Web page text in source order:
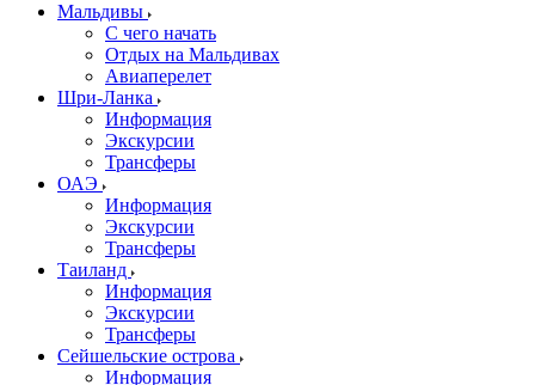
Мальдивы
С чего начать
Отдых на Мальдивах
Авиаперелет
Шри-Ланка
Информация
Экскурсии
Трансферы
ОАЭ
Информация
Экскурсии
Трансферы
Таиланд
Информация
Экскурсии
Трансферы
Сейшельские острова
Информация